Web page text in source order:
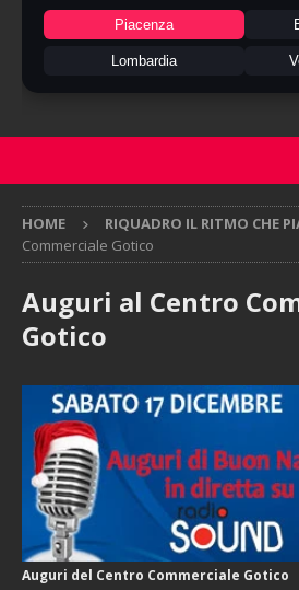
Piacenza
Lombardia
HOME RIQUADRO IL RITMO CHE
Commerciale Gotico
Auguri al Centro
Gotico
Auguri del Centro Commerciale Gotico